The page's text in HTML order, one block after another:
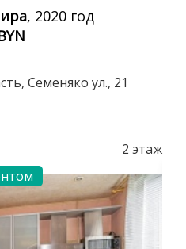
, 2020 год
Семеняко ул., 21
2 этаж